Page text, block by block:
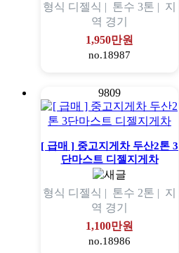
형식 디젤식 | 톤수 3톤 | 지
역 경기
1,950만원
no.18987
9809
[ 급매 ] 중고지게차 두산2톤 3
단마스트 디젤지게차
형식 디젤식 | 톤수 2톤 | 지
역 경기
1,100만원
no.18986